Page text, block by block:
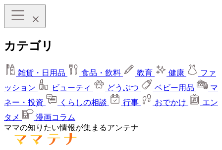
カテゴリ
雑貨・日用品 食品・飲料 教育 健康
ファ
ッション
ビューティ どうぶつ ベビー用品
マ
ネー・投資
くらしの相談 行事 おでかけ
エン
タメ
漫画コラム
ママの知りたい情報が集まるアンテナ